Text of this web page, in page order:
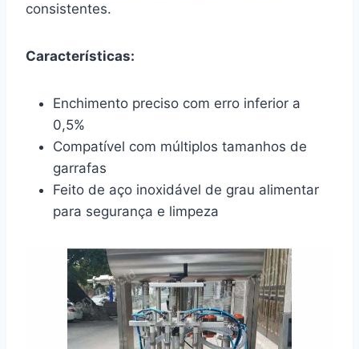
consistentes.
Características:
Enchimento preciso com erro inferior a
0,5%
Compatível com múltiplos tamanhos de
garrafas
Feito de aço inoxidável de grau alimentar
para segurança e limpeza